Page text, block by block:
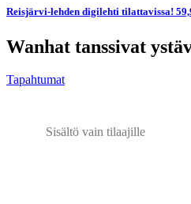
Reisjärvi-lehden digilehti tilattavissa!
Wanhat tanssivat
Tapahtumat
Sisältö vain tilaajille